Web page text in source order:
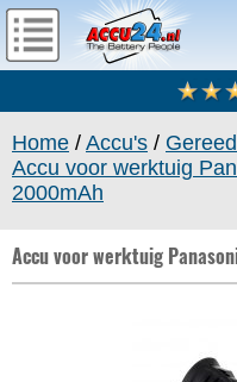
Home / Accu's /
Accu voor werktuig
2000mAh
Accu voor werktuig